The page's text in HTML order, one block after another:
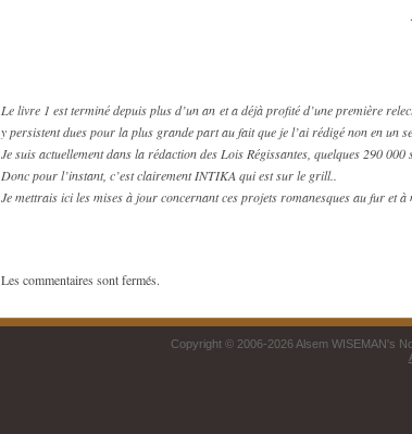
Le livre 1 est terminé depuis plus d’un an et a déjà profité d’une première
y persistent dues pour la plus grande part au fait que je l’ai rédigé non en un
Je suis actuellement dans la rédaction des Lois Régissantes, quelques 290
Donc pour l’instant, c’est clairement INTIKA qui est sur le grill..
Je mettrais ici les mises à jour concernant ces projets romanesques au fur et à
Les commentaires sont fermés.
Copyright © 2006-2026 Alsem WISEMAN's